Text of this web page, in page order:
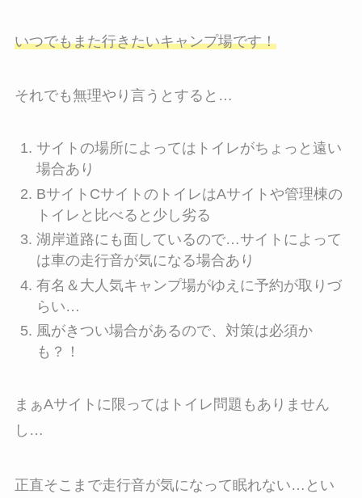
いつでもまた行きたいキャンプ場です！
それでも無理やり言うとすると…
サイトの場所によってはトイレがちょっと遠い
場合あり
BサイトCサイトのトイレはAサイトや管理棟の
トイレと比べると少し劣る
湖岸道路にも面しているので…サイトによって
は車の走行音が気になる場合あり
有名＆大人気キャンプ場がゆえに予約が取りづ
らい…
風がきつい場合があるので、対策は必須か
も？！
まぁAサイトに限ってはトイレ問題もありません
し…
正直そこまで走行音が気になって眠れない…とい